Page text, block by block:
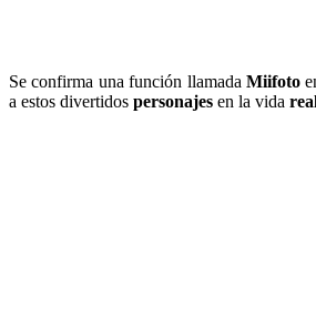
Se confirma una función llamada Miifoto
a estos divertidos personajes en la vida